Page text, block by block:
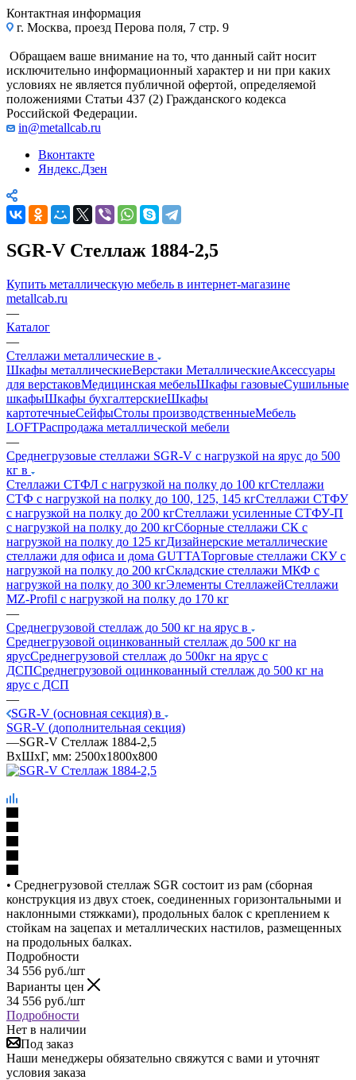
Контактная информация
г. Москва, проезд Перова поля, 7 стр. 9
Обращаем ваше внимание на то, что данный сайт носит
исключительно информационный характер и ни при каких
условиях не является публичной офертой, определяемой
положениями Статьи 437 (2) Гражданского кодекса
Российской Федерации.
in@metallcab.ru
Вконтакте
Яндекс.Дзен
SGR-V Стеллаж 1884-2,5
Купить металлическую мебель в интернет-магазине
metallcab.ru
—
Каталог
—
Стеллажи металлические в
Шкафы металлическиеВерстаки МеталлическиеАксессуары
для верстаковМедицинская мебельШкафы газовыеСушильные
шкафыШкафы бухгалтерскиеШкафы
картотечныеСейфыСтолы производственныеМебель
LOFTРаспродажа металлической мебели
—
Среднегрузовые стеллажи SGR-V с нагрузкой на ярус до 500
кг в
Стеллажи СТФЛ с нагрузкой на полку до 100 кгСтеллажи
СТФ с нагрузкой на полку до 100, 125, 145 кгСтеллажи СТФУ
с нагрузкой на полку до 200 кгСтеллажи усиленные СТФУ-П
с нагрузкой на полку до 200 кгСборные стеллажи СК с
нагрузкой на полку до 125 кгДизайнерские металлические
стеллажи для офиса и дома GUTTAТорговые стеллажи СКУ с
нагрузкой на полку до 200 кгСкладские стеллажи МКФ с
нагрузкой на полку до 300 кгЭлементы СтеллажейСтеллажи
MZ-Profil с нагрузкой на полку до 170 кг
—
Среднегрузовой стеллаж до 500 кг на ярус в
Среднегрузовой оцинкованный стеллаж до 500 кг на
ярусСреднегрузовой стеллаж до 500кг на ярус с
ДСПСреднегрузовой оцинкованный стеллаж до 500 кг на
ярус с ДСП
—
SGR-V (основная секция) в
SGR-V (дополнительная секция)
—SGR-V Стеллаж 1884-2,5
ВхШхГ, мм: 2500x1800x800
• Среднегрузовой стеллаж SGR состоит из рам (сборная
конструкция из двух стоек, соединенных горизонтальными и
наклонными стяжками), продольных балок с креплением к
стойкам на зацепах и металлических настилов, размещенных
на продольных балках.
Подробности
34 556 руб./шт
Варианты цен
34 556 руб./шт
Подробности
Нет в наличии
Под заказ
Наши менеджеры обязательно свяжутся с вами и уточнят
условия заказа